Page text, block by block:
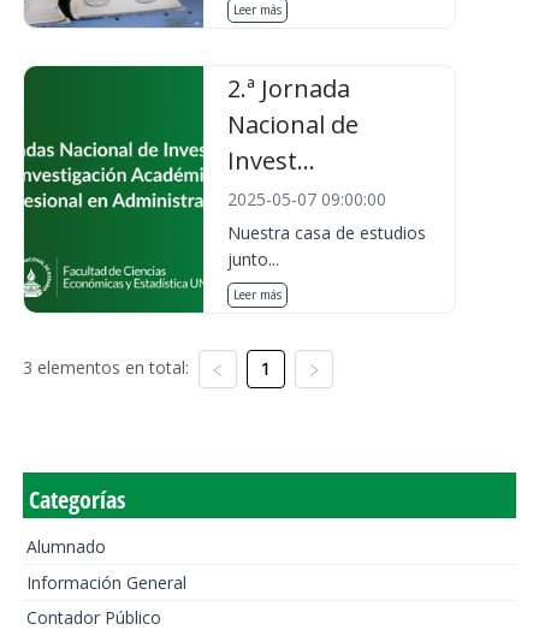
Leer más
2.ª Jornada
Nacional de
Invest...
2025-05-07 09:00:00
Nuestra casa de estudios
junto...
Leer más
3 elementos en total: 1
Categorías
Alumnado
Información General
Contador Público